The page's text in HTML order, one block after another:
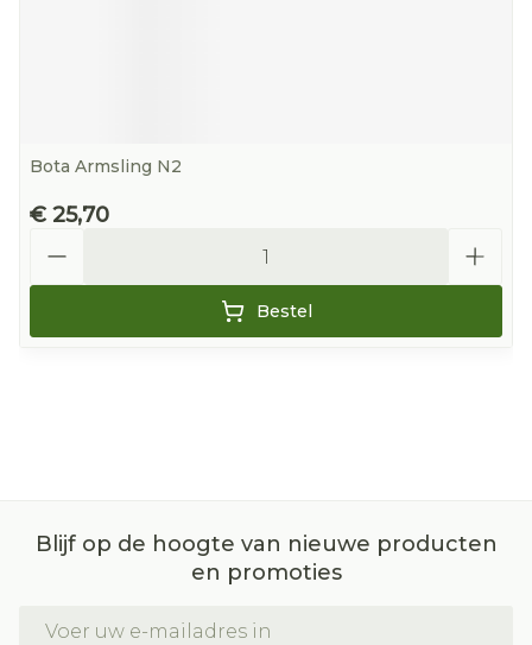
Bota Armsling N2
€ 25,70
Bestel
Blijf op de hoogte van nieuwe producten
en promoties